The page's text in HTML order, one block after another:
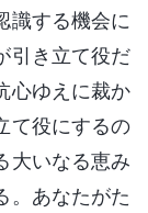
識する機会に
引き立て役だ
心ゆえに裁か
て役にするの
大いなる恵み
。あなたがた